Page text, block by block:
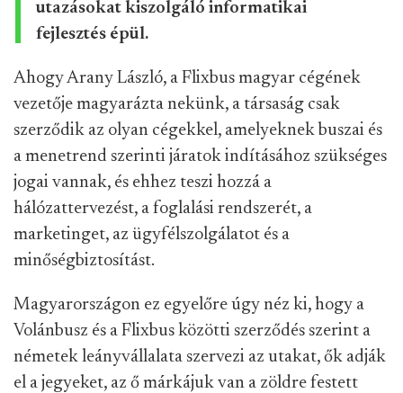
utazásokat kiszolgáló informatikai
fejlesztés épül.
Ahogy Arany László, a Flixbus magyar cégének
vezetője magyarázta nekünk, a társaság csak
szerződik az olyan cégekkel, amelyeknek buszai és
a menetrend szerinti járatok indításához szükséges
jogai vannak, és ehhez teszi hozzá a
hálózattervezést, a foglalási rendszerét, a
marketinget, az ügyfélszolgálatot és a
minőségbiztosítást.
Magyarországon ez egyelőre úgy néz ki, hogy a
Volánbusz és a Flixbus közötti szerződés szerint a
németek leányvállalata szervezi az utakat, ők adják
el a jegyeket, az ő márkájuk van a zöldre festett